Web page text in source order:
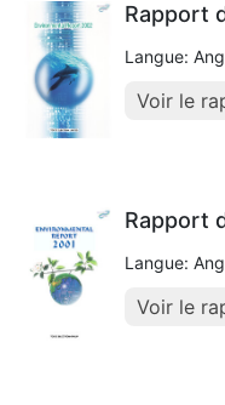
Rapport
Langue:
Voir le
Rapport
Langue:
Voir le